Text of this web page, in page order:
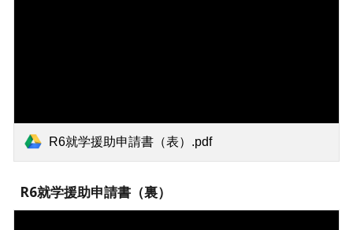
R6就学援助申請書（表）.pdf
R6就学援助申請書（裏）